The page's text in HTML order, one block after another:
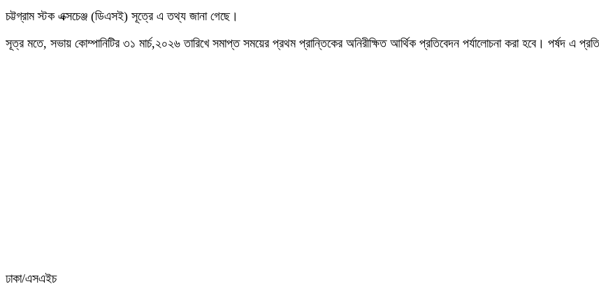
চট্টগ্রাম স্টক এক্সচেঞ্জ (ডিএসই) সূত্রে এ তথ্য জানা গেছে।
সূত্র মতে, সভায় কোম্পানিটির ৩১ মার্চ,২০২৬ তারিখে সমাপ্ত সময়ের প্রথম প্রান্তিকের অনিরীক্ষিত আর্থিক প্রতিবেদন পর্যালোচনা করা হবে। পর্ষদ এ
ঢাকা/এসএইচ